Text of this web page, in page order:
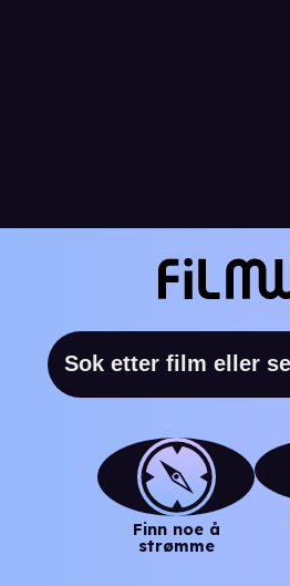
Finn noe å
strømme